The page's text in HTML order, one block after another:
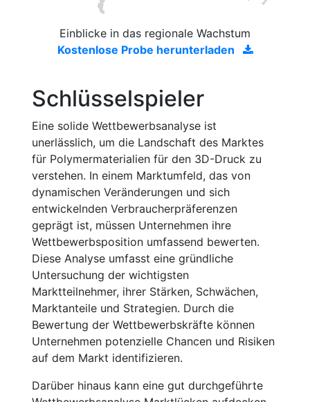
Einblicke in das regionale Wachstum
Kostenlose Probe herunterladen
Schlüsselspieler
Eine solide Wettbewerbsanalyse ist
unerlässlich, um die Landschaft des Marktes
für Polymermaterialien für den 3D-Druck zu
verstehen. In einem Marktumfeld, das von
dynamischen Veränderungen und sich
entwickelnden Verbraucherpräferenzen
geprägt ist, müssen Unternehmen ihre
Wettbewerbsposition umfassend bewerten.
Diese Analyse umfasst eine gründliche
Untersuchung der wichtigsten
Marktteilnehmer, ihrer Stärken, Schwächen,
Marktanteile und Strategien. Durch die
Bewertung der Wettbewerbskräfte können
Unternehmen potenzielle Chancen und Risiken
auf dem Markt identifizieren.
Darüber hinaus kann eine gut durchgeführte